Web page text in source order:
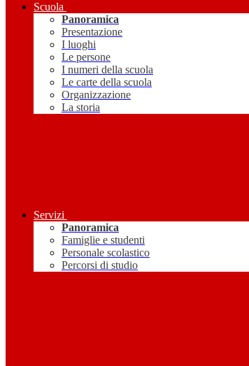
Scuola
Panoramica
Presentazione
I luoghi
Le persone
I numeri della scuola
Le carte della scuola
Organizzazione
La storia
Servizi
Panoramica
Famiglie e studenti
Personale scolastico
Percorsi di studio